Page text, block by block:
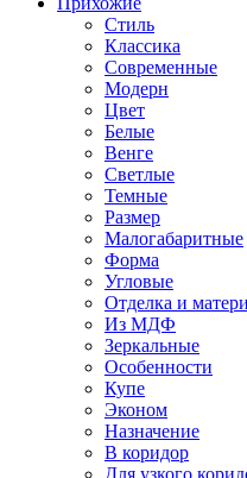
Стиль
Классика
Современные
Модерн
Цвет
Белые
Венге
Светлые
Темные
Размер
Малогабаритные
Форма
Угловые
Отделка и
Из МДФ
Зеркальные
Особенности
Купе
Эконом
Назначение
В коридор
Для узкого